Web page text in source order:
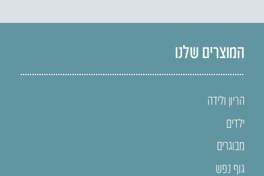
המוצרים שלנו
הריון ולידה
ילדים
מבוגרים
גוף נפש